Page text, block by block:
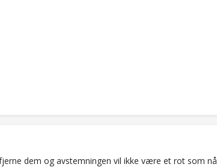
dem og avstemningen vil ikke være et rot som nå